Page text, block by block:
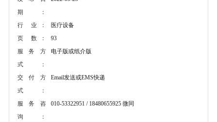
期：
行 业：
医疗设备
页 数：
93
服务方
式：
电子版或纸介版
交付方
式：
Email发送或EMS快递
服务咨
询：
010-53322951 / 18480655925 微同